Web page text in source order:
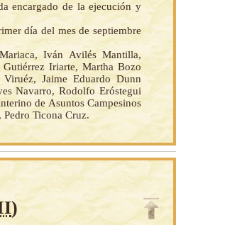
encargado de la ejecución y
día del mes de septiembre
Iván Avilés Mantilla,
Iriarte, Martha Bozo
Jaime Eduardo Dunn
Navarro, Rodolfo Eróstegui
de Asuntos Campesinos
Ticona Cruz.
)